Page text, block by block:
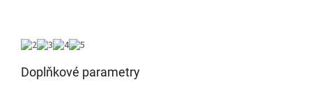
Doplňkové parametry